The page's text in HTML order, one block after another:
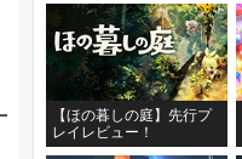
【ほの暮しの庭】先行プ
レイレビュー！